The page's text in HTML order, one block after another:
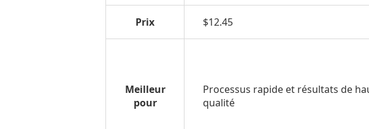
Prix $12.45
Meilleur
pour
Processus rapide et résultats de
qualité